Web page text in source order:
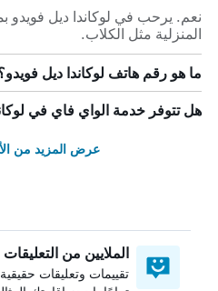
نعم. يرحب في لوكاندا ديل فويدو
المنزلية مثل الكلاب.
ما هو رقم هاتف لوكاندا ديل
هل تتوفر خدمة الواي فاي في
عرض المزيد من
الملايين من التعليقات
تقييمات وتعليقات